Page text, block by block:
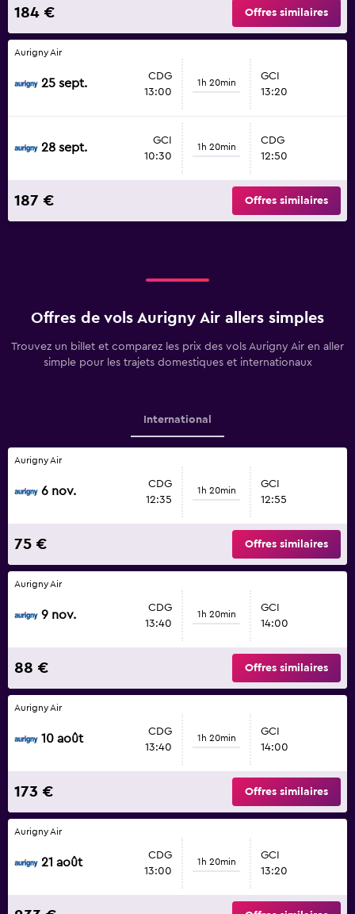
184 € Offres similaires
Aurigny Air
25 sept.
CDG
13:00
1h 20min
GCI
13:20
28 sept.
GCI
10:30
1h 20min
CDG
12:50
187 € Offres similaires
Offres de vols Aurigny Air allers simples
Trouvez un billet et comparez les prix des vols Aurigny Air en aller
simple pour les trajets domestiques et internationaux
International
Aurigny Air
6 nov.
CDG
12:35
1h 20min
GCI
12:55
75 € Offres similaires
Aurigny Air
9 nov.
CDG
13:40
1h 20min
GCI
14:00
88 € Offres similaires
Aurigny Air
10 août
CDG
13:40
1h 20min
GCI
14:00
173 € Offres similaires
Aurigny Air
21 août
CDG
13:00
1h 20min
GCI
13:20